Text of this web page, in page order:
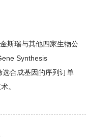
斯瑞与其他四家生物公
Synthesis
合成基因的序列订单
。